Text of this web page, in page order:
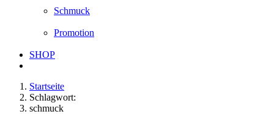
Schmuck
Promotion
SHOP
Startseite
Schlagwort:
schmuck